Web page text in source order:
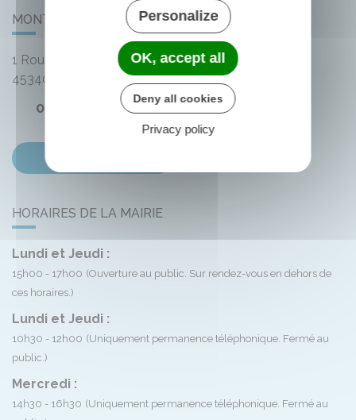
MONTLIARD
1 Route de Bellegarde
45340
02 38 33 72 59
HORAIRES DE LA MAIRIE
Lundi et Jeudi :
15h00 - 17h00 (Ouverture au public. Sur rendez-vous en dehors de
ces horaires.)
Lundi et Jeudi :
10h30 - 12h00 (Uniquement permanence téléphonique. Fermé au
public.)
Mercredi :
14h30 - 16h30 (Uniquement permanence téléphonique. Fermé au
Personalize
OK, accept all
Deny all cookies
Privacy policy